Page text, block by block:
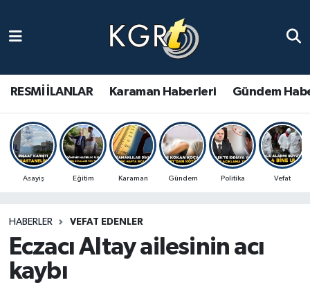
RESMİ İLANLAR Karaman Haberleri Gündem
Asayiş Eğitim Karaman Gündem Politika Vefat
HABERLER VEFAT EDENLER
Eczacı Altay ailesinin acı
kaybı
Gündem Haberleri
Güncel Haberler
Spor Haberleri
Ulusal Haberler
Vefat Edenler